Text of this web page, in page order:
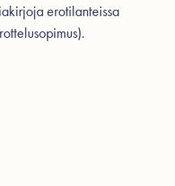
erotilanteissa